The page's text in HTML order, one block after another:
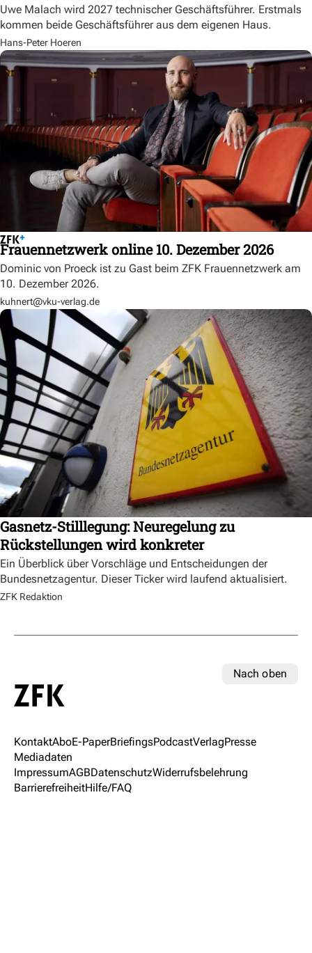
Uwe Malach wird 2027 technischer Geschäftsführer. Erstmals
kommen beide Geschäftsführer aus dem eigenen Haus.
Hans-Peter Hoeren
Frauennetzwerk online 10. Dezember 2026
Dominic von Proeck ist zu Gast beim ZFK Frauennetzwerk am
10. Dezember 2026.
kuhnert@vku-verlag.de
Gasnetz-Stilllegung: Neuregelung zu
Rückstellungen wird konkreter
Ein Überblick über Vorschläge und Entscheidungen der
Bundesnetzagentur. Dieser Ticker wird laufend aktualisiert.
ZFK Redaktion
Nach oben
KontaktAboE-PaperBriefingsPodcastVerlagPresse
Mediadaten
ImpressumAGBDatenschutzWiderrufsbelehrung
BarrierefreiheitHilfe/FAQ